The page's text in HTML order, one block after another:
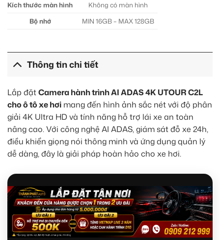
Kích thước màn hình
Không có màn hình
Bộ nhớ
MIN 16GB – MAX 128GB
Thông tin chi tiết
Lắp đặtCamera hành trình AI ADAS 4K UTOUR C2L
cho ô tô xe hơi mang đến hình ảnh sắc nét với độ phân
giải 4K Ultra HD và tính năng hỗ trợ lái xe an toàn
nâng cao. Với công nghệ AI ADAS, giám sát đỗ xe 24h,
điều khiển giọng nói thông minh và ứng dụng quản lý
dễ dàng, đây là giải pháp hoàn hảo cho xe hơi.